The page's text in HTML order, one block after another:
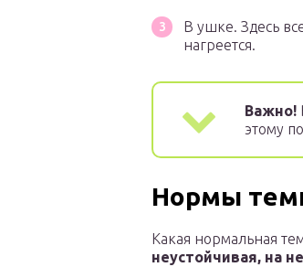
В ушке. Здесь
нагреется.
Важно!
этому
Нормы
Какая нормальная
неустойчивая, на